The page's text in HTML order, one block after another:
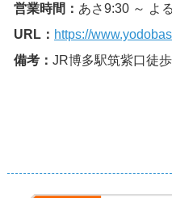
営業時間： あさ9:30 ～ よ
URL： https://
備考： JR博多駅筑紫口徒